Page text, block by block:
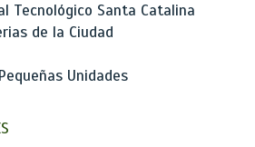
Tecnológico Santa Catalina
de la Ciudad
Unidades